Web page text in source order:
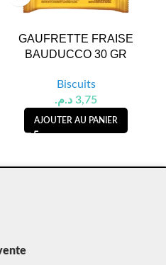
GAUFRETTE FRAISE
BAUDUCCO 30 GR
Biscuits
3,75 د.م.
AJOUTER AU PANIER